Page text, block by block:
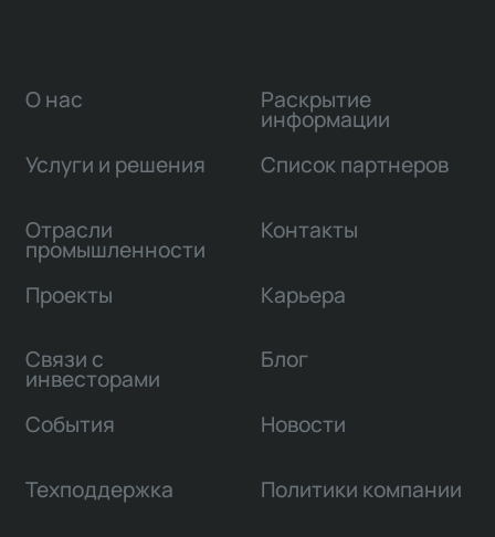
О нас
Услуги и решения
Отрасли
промышленности
Проекты
Связи с
инвесторами
Раскрытие
информации
Список партнеров
Контакты
Карьера
Блог
События Новости
Техподдержка Политики компании